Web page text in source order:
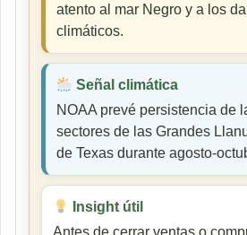
atento al mar Negro y a los
climáticos.
Señal climática
NOAA prevé persistencia de
sectores de las Grandes
de Texas durante agosto-
Insight útil
Antes de cerrar ventas o